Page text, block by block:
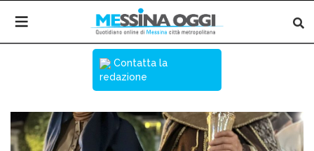
Contatta la
redazione